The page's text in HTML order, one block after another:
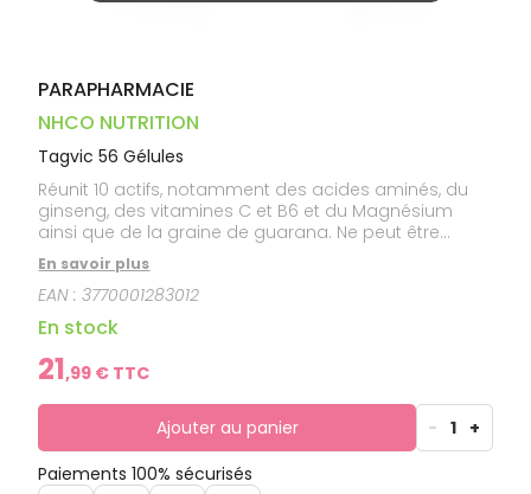
PARAPHARMACIE
NHCO NUTRITION
Tagvic 56 Gélules
Réunit 10 actifs, notamment des acides aminés, du
ginseng, des vitamines C et B6 et du Magnésium
ainsi que de la graine de guarana. Ne peut être
vendu que par un distributeur agréé.
En savoir plus
EAN :3770001283012
En stock
21,99 € TTC
Ajouter au panier - 1 +
Paiements 100% sécurisés